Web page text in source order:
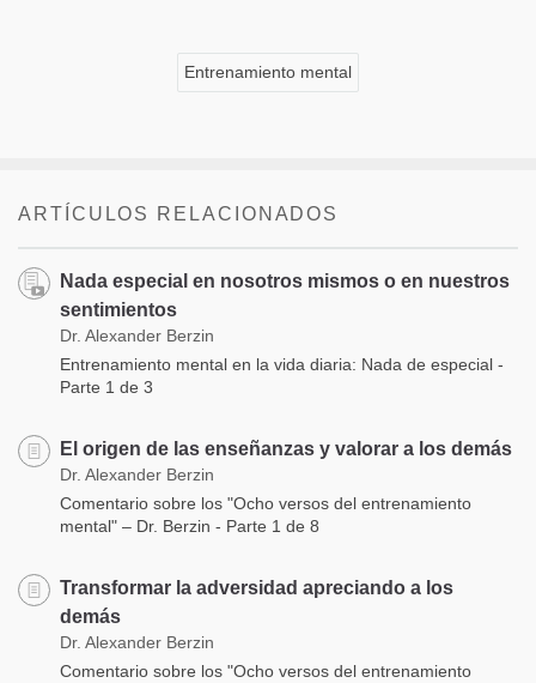
Entrenamiento mental
ARTÍCULOS RELACIONADOS
Nada especial en nosotros mismos o en nuestros
sentimientos
Dr. Alexander Berzin
Entrenamiento mental en la vida diaria: Nada de especial -
Parte 1 de 3
El origen de las enseñanzas y valorar a los demás
Dr. Alexander Berzin
Comentario sobre los "Ocho versos del entrenamiento
mental" – Dr. Berzin - Parte 1 de 8
Transformar la adversidad apreciando a los
demás
Dr. Alexander Berzin
Comentario sobre los "Ocho versos del entrenamiento